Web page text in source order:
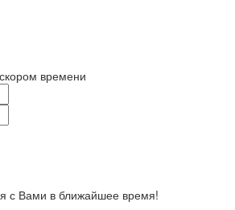
времени
с Вами в ближайшее время!